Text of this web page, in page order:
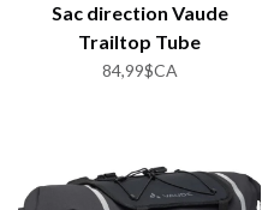
Sac direction Vaude
Trailtop Tube
84,99$CA